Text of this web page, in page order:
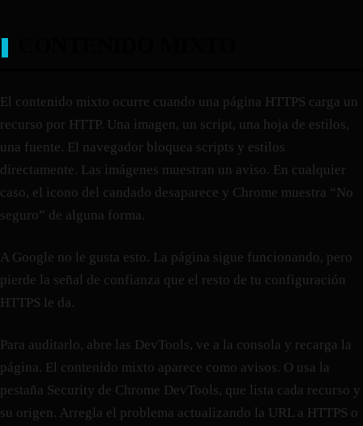
El contenido mixto ocurre cuando una página HTTPS carga un
recurso por HTTP. Una imagen, un script, una hoja de estilos,
una fuente. El navegador bloquea scripts y estilos
directamente. Las imágenes muestran un aviso. En cualquier
caso, el icono del candado desaparece y Chrome muestra “No
seguro” de alguna forma.
A Google no le gusta esto. La página sigue funcionando, pero
pierde la señal de confianza que el resto de tu configuración
HTTPS le da.
Para auditarlo, abre las DevTools, ve a la consola y recarga la
página. El contenido mixto aparece como avisos. O usa la
pestaña Security de Chrome DevTools, que lista cada recurso y
su origen. Arregla el problema actualizando la URL a HTTPS o